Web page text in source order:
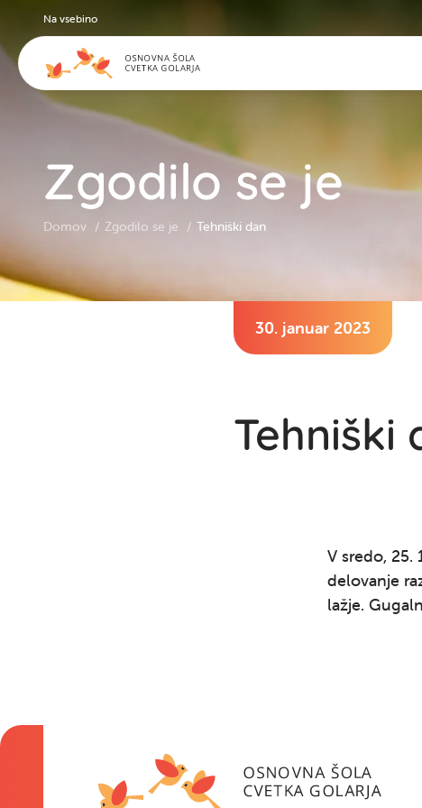
Zgodilo se je
Domov Zgodilo se je Tehniški dan
30. januar 2023
Tehniški
V sredo, 25.
delovanje
lažje.
Na vsebino